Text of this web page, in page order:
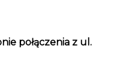
połączenia z ul.